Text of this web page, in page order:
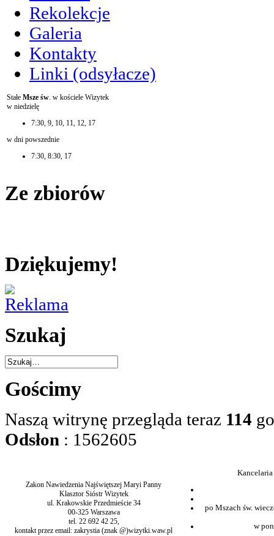
Rekolekcje
Galeria
Kontakty
Linki (odsyłacze)
Stałe Msze św. w kościele Wizytek
w niedzielę
7:30, 9, 10, 11, 12, 17
w dni powszednie
7:30, 8:30, 17
Ze zbiorów
Dziękujemy!
Szukaj
Gościmy
Naszą witrynę przegląda teraz 114
Odsłon : 1562605
Zakon Nawiedzenia Najświętszej Maryi Panny
Klasztor Sióstr Wizytek
ul. Krakowskie Przedmieście 34
00-325 Warszawa
tel. 22 692 42 25,
kontakt przez email: zakrystia (znak @)wizytki.waw.pl
po Mszach św.
w